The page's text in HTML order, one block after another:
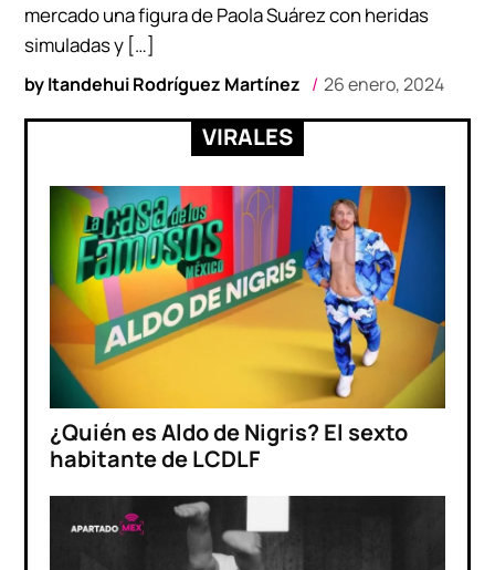
byItandehui Rodríguez Martínez 26 enero, 2024
mercado una figura de Paola Suárez con heridas
simuladas y […]
VIRALES
¿Quién es Aldo de Nigris? El sexto
habitante de LCDLF